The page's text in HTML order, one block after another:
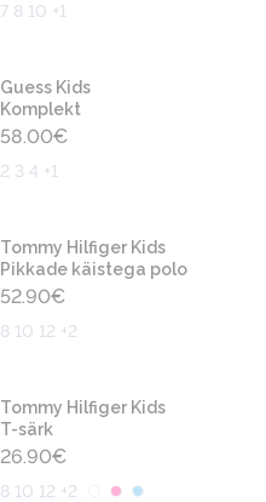
7 8 10 +1
Guess Kids
Komplekt
58.00€
2 3 4 +1
Tommy Hilfiger Kids
Pikkade käistega polo
52.90€
8 10 12 +2
Tommy Hilfiger Kids
T-särk
26.90€
8 10 12 +2